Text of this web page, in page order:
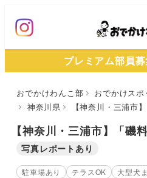
ン
プレミアム部員
おでかけわんこ部 おでかけスポ
神奈川県
【神奈川・三浦市
【神奈川・三浦市】「磯
写真レポートあり
駐車場あり テラスOK 大型犬